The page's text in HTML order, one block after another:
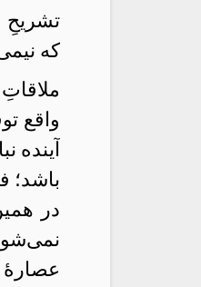
تشریحِ
که
واقع
آینده
باشد؛
در
عصارهٔ